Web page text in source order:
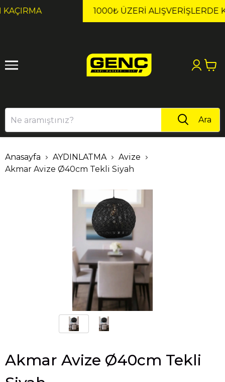
1000₺ ÜZERI ALIŞVERIŞLERDE KARGO ÜCRETSİZ!
1 2
Ara
Anasayfa AYDINLATMA
Avize
Akmar Avize Ø40cm Tekli Siyah
Akmar Avize Ø40cm Tekli